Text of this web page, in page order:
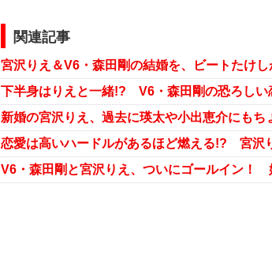
関連記事
V6・森田剛と宮沢りえ、ついにゴールイン